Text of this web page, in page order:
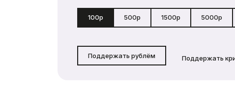
100р 500р 1500р 5000р
Поддержать рублём Поддержать